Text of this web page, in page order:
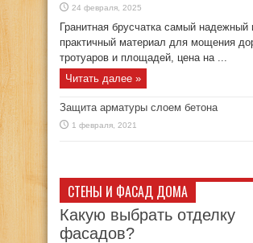
24 февраля, 2025
Гранитная брусчатка самый надежный
практичный материал для мощения
тротуаров и площадей, цена на ...
Читать далее »
Защита арматуры слоем бетона
1 февраля, 2021
СТЕНЫ И ФАСАД ДОМА
Какую выбрать отделку
фасадов?